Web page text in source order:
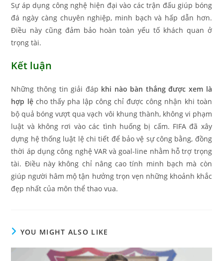
Sự áp dụng công nghệ hiện đại vào các trận đấu giúp bóng
đá ngày càng chuyên nghiệp, minh bạch và hấp dẫn hơn.
Điều này cũng đảm bảo hoàn toàn yếu tố khách quan ở
trọng tài.
Kết luận
Những thông tin giải đáp khi nào bàn thắng được xem là
hợp lệ cho thấy pha lập công chỉ được công nhận khi toàn
bộ quả bóng vượt qua vạch vôi khung thành, không vi phạm
luật và không rơi vào các tình huống bị cấm. FIFA đã xây
dựng hệ thống luật lệ chi tiết để bảo vệ sự công bằng, đồng
thời áp dụng công nghệ VAR và goal-line nhằm hỗ trợ trọng
tài. Điều này không chỉ nâng cao tính minh bạch mà còn
giúp người hâm mộ tận hưởng trọn vẹn những khoảnh khắc
đẹp nhất của môn thể thao vua.
YOU MIGHT ALSO LIKE